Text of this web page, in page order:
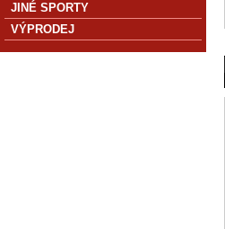
JINÉ SPORTY
VÝPRODEJ